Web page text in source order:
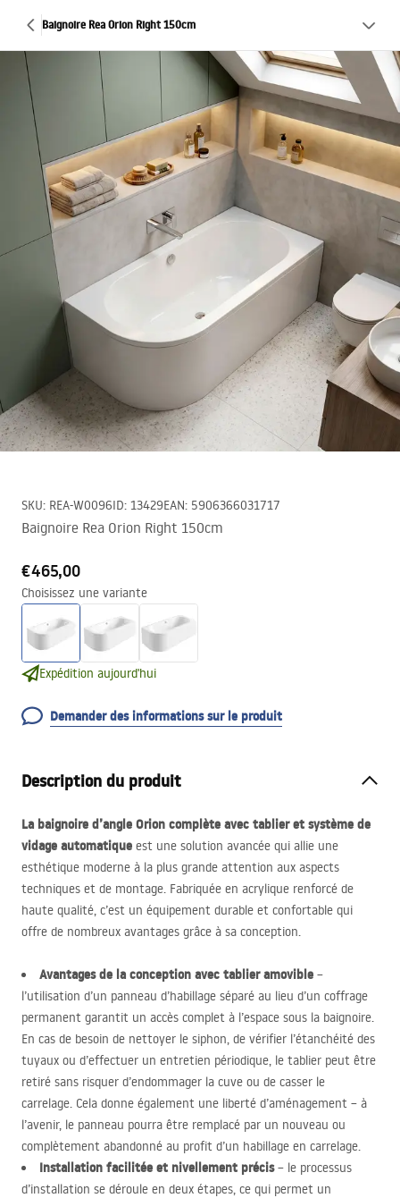
Baignoire Rea Orion Right 150cm
SKU: REA-W0096ID: 13429EAN: 5906366031717
Baignoire Rea Orion Right 150cm
€465,00
Choisissez une variante
Expédition aujourd'hui
Demander des informations sur le produit
Description du produit
La baignoire d’angle Orion complète avec tablier et système de
vidage automatique est une solution avancée qui allie une
esthétique moderne à la plus grande attention aux aspects
techniques et de montage. Fabriquée en acrylique renforcé de
haute qualité, c’est un équipement durable et confortable qui
offre de nombreux avantages grâce à sa conception.
Avantages de la conception avec tablier amovible –
l’utilisation d’un panneau d’habillage séparé au lieu d’un coffrage
permanent garantit un accès complet à l’espace sous la baignoire.
En cas de besoin de nettoyer le siphon, de vérifier l’étanchéité des
tuyaux ou d’effectuer un entretien périodique, le tablier peut être
retiré sans risquer d’endommager la cuve ou de casser le
carrelage. Cela donne également une liberté d’aménagement – à
l’avenir, le panneau pourra être remplacé par un nouveau ou
complètement abandonné au profit d’un habillage en carrelage.
Installation facilitée et nivellement précis– le processus
d’installation se déroule en deux étapes, ce qui permet un